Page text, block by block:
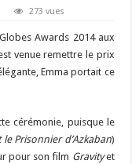
273 vues
Awards 2014 aux
venue remettre le prix
Emma portait ce
cérémonie, puisque le
Prisonnier d’Azkaban)
pour son film Gravityet